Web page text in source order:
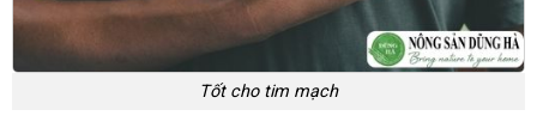
Tốt cho tim mạch